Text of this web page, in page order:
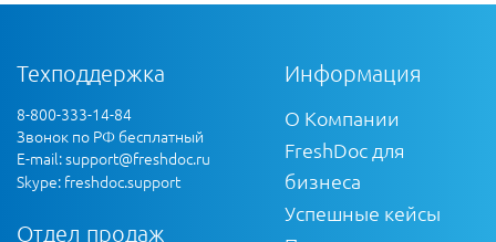
Техподдержка
8-800-333-14-84
Звонок по РФ бесплатный
E-mail:support@freshdoc.ru
Skype: freshdoc.support
Отдел продаж
Информация
О Компании
FreshDoc для
бизнеса
Успешные кейсы